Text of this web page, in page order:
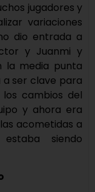
jugadores y
variaciones
dio entrada a
y Juanmi y
la media punta
a ser clave para
cambios del
y ahora era
acometidas a
siendo